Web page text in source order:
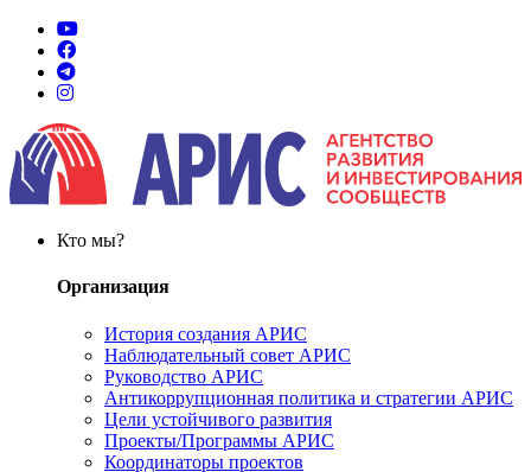
Кто мы?
Организация
История создания АРИС
Наблюдательный совет АРИС
Руководство АРИС
Антикоррупционная политика и стратегии АРИС
Цели устойчивого развития
Проекты/Программы АРИС
Координаторы проектов